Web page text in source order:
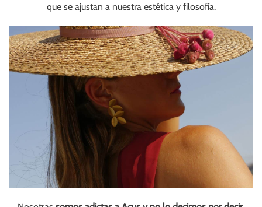
que se ajustan a nuestra estética y filosofía.